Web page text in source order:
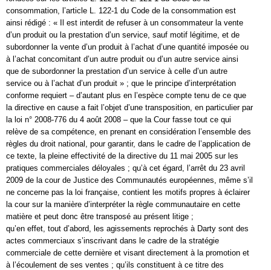
consommation, l’article L. 122-1 du Code de la consommation est
ainsi rédigé : « Il est interdit de refuser à un consommateur la vente
d’un produit ou la prestation d’un service, sauf motif légitime, et de
subordonner la vente d’un produit à l’achat d’une quantité imposée ou
à l’achat concomitant d’un autre produit ou d’un autre service ainsi
que de subordonner la prestation d’un service à celle d’un autre
service ou à l’achat d’un produit » ; que le principe d’interprétation
conforme requiert – d’autant plus en l’espèce compte tenu de ce que
la directive en cause a fait l’objet d’une transposition, en particulier par
la loi n° 2008-776 du 4 août 2008 – que la Cour fasse tout ce qui
relève de sa compétence, en prenant en considération l’ensemble des
règles du droit national, pour garantir, dans le cadre de l’application de
ce texte, la pleine effectivité de la directive du 11 mai 2005 sur les
pratiques commerciales déloyales ; qu’à cet égard, l’arrêt du 23 avril
2009 de la cour de Justice des Communautés européennes, même s’il
ne concerne pas la loi française, contient les motifs propres à éclairer
la cour sur la manière d’interpréter la règle communautaire en cette
matière et peut donc être transposé au présent litige ;
qu’en effet, tout d’abord, les agissements reprochés à Darty sont des
actes commerciaux s’inscrivant dans le cadre de la stratégie
commerciale de cette dernière et visant directement à la promotion et
à l’écoulement de ses ventes ; qu’ils constituent à ce titre des